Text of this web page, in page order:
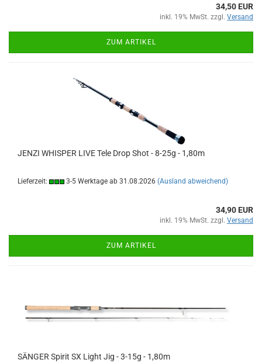
34,50 EUR
inkl. 19% MwSt. zzgl. Versand
ZUM ARTIKEL
JENZI WHISPER LIVE Tele Drop Shot - 8-25g - 1,80m
Lieferzeit: 3-5 Werktage ab 31.08.2026 (Ausland abweichend)
34,90 EUR
inkl. 19% MwSt. zzgl. Versand
ZUM ARTIKEL
SÄNGER Spirit SX Light Jig - 3-15g - 1,80m